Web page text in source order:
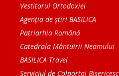
Vestitorul Ortodoxiei
Agenţia de ştiri BASILICA
Patriarhia Română
Catedrala Mântuirii Neamului
BASILICA Travel
Serviciul de Colportaj Bisericesc